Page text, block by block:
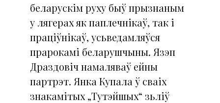
беларускім руху быў прызнаным
у лягерах як паплечнікаў, так і
праціўнікаў, усьведамляўся
прарокамі беларушчыны. Язэп
Драздовіч намаляваў ейны
партрэт. Янка Купала ў сваіх
знакамітых „Тутэйшых“ зьліў